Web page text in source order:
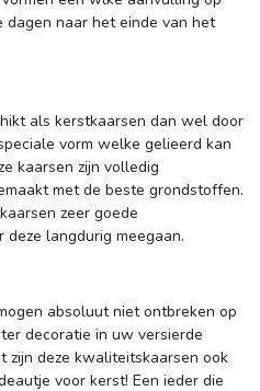
naar het einde van het
als kerstkaarsen dan wel door
vorm welke gelieerd kan
kaarsen zijn volledig
met de beste grondstoffen.
zeer goede
langdurig meegaan.
absoluut niet ontbreken op
decoratie in uw versierde
zijn deze kwaliteitskaarsen ook
voor kerst! Een ieder die